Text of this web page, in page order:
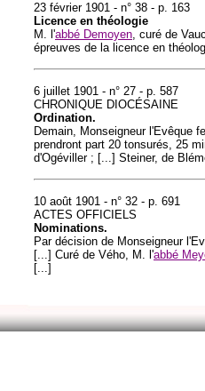
23 février 1901 - n° 38 - p. 163
Licence en théologie
M. l'abbé Demoyen, curé de
épreuves de la licence en
6 juillet 1901 - n° 27 - p. 587
CHRONIQUE DIOCÉSAINE
Ordination.
Demain, Monseigneur l'Evêque
prendront part 20 tonsurés, 25
d'Ogéviller ; [...] Steiner, de
10 août 1901 - n° 32 - p. 691
ACTES OFFICIELS
Nominations.
Par décision de Monseigneur
[...] Curé de Vého, M. l'abbé
[...]